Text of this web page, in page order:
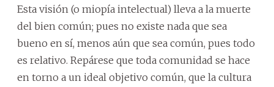
Esta visión (o miopía intelectual) lleva a la muerte
del bien común; pues no existe nada que sea
bueno en sí, menos aún que sea común, pues todo
es relativo. Repárese que toda comunidad se hace
en torno a un ideal objetivo común, que la cultura